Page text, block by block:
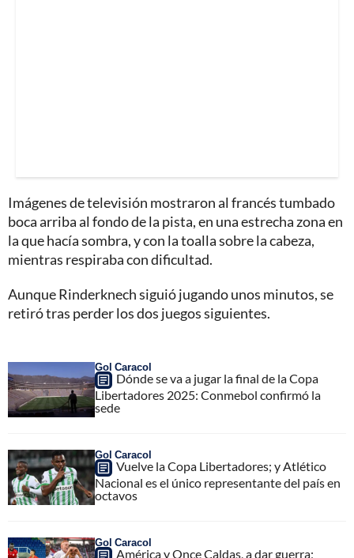
Imágenes de televisión mostraron al francés tumbado
boca arriba al fondo de la pista, en una estrecha zona en
la que hacía sombra, y con la toalla sobre la cabeza,
mientras respiraba con dificultad.
Aunque Rinderknech siguió jugando unos minutos, se
retiró tras perder los dos juegos siguientes.
Gol Caracol
Dónde se va a jugar la final de la Copa
Libertadores 2025: Conmebol confirmó la
sede
Gol Caracol
Vuelve la Copa Libertadores; y Atlético
Nacional es el único representante del país en
octavos
Gol Caracol
América y Once Caldas, a dar guerra;